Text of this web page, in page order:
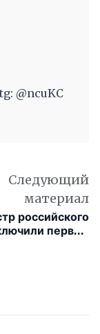
@ncuKC
Следующий
материал
российского
первую